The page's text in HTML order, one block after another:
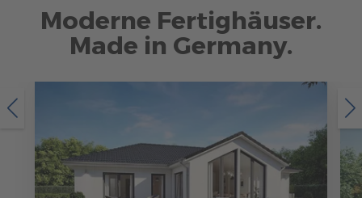
038221 4000
Moderne Fertighäuser.
Made in Germany.